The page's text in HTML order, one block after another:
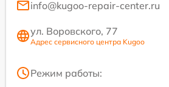
info@kugoo-repair-center.ru
ул. Воровского, 77
Адрес сервисного центра Kugoo
Режим работы: